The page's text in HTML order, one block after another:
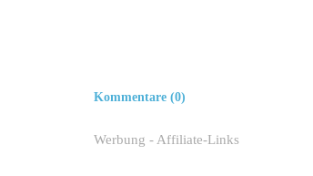
Kommentare (0)
Werbung - Affiliate-Links